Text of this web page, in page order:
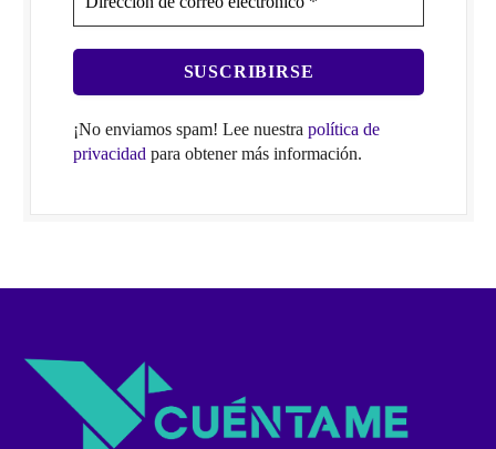
¡No enviamos spam! Lee nuestra política de
privacidad para obtener más información.